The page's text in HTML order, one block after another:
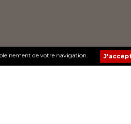
de votre navigation.Création de sites